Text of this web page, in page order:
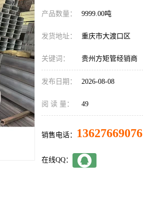
产品数量： 9999.00吨
发货地址： 重庆市大渡口区
关键词： 贵州方矩管经销商
发布日期： 2026-08-08
阅 读 量： 49
销售电话： 13627669076
在线QQ：